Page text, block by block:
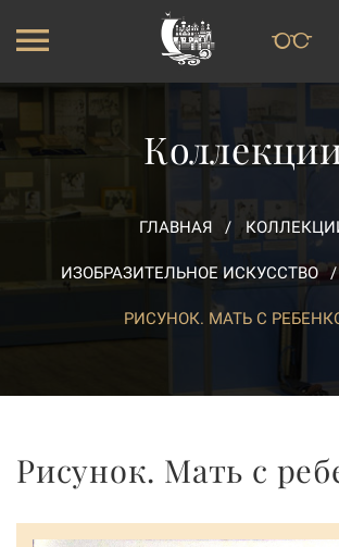
ГЛАВНАЯ
ИЗОБРАЗИТЕЛЬНОЕ ИСКУССТВО
РИСУНОК. МАТЬ С
Рисунок. Мать с